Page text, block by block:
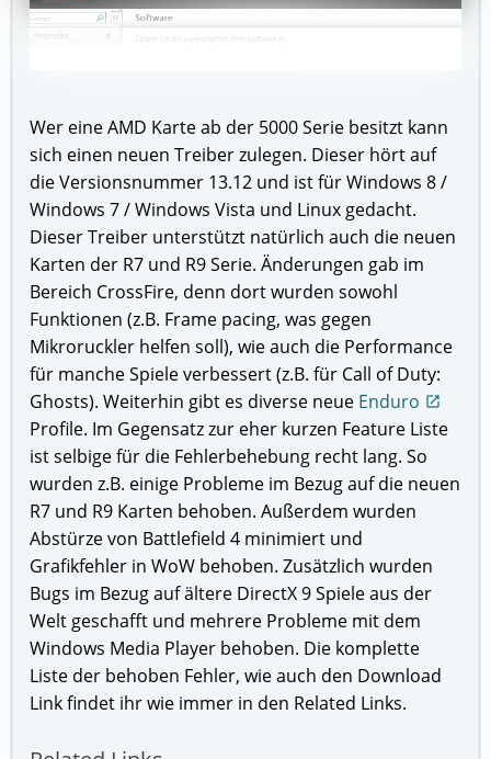
Wer eine AMD Karte ab der 5000 Serie besitzt kann
sich einen neuen Treiber zulegen. Dieser hört auf
die Versionsnummer 13.12 und ist für Windows 8 /
Windows 7 / Windows Vista und Linux gedacht.
Dieser Treiber unterstützt natürlich auch die neuen
Karten der R7 und R9 Serie. Änderungen gab im
Bereich CrossFire, denn dort wurden sowohl
Funktionen (z.B. Frame pacing, was gegen
Mikroruckler helfen soll), wie auch die Performance
für manche Spiele verbessert (z.B. für Call of Duty:
Ghosts). Weiterhin gibt es diverse neue Enduro open_in_new
Profile. Im Gegensatz zur eher kurzen Feature Liste
ist selbige für die Fehlerbehebung recht lang. So
wurden z.B. einige Probleme im Bezug auf die neuen
R7 und R9 Karten behoben. Außerdem wurden
Abstürze von Battlefield 4 minimiert und
Grafikfehler in WoW behoben. Zusätzlich wurden
Bugs im Bezug auf ältere DirectX 9 Spiele aus der
Welt geschafft und mehrere Probleme mit dem
Windows Media Player behoben. Die komplette
Liste der behoben Fehler, wie auch den Download
Link findet ihr wie immer in den Related Links.